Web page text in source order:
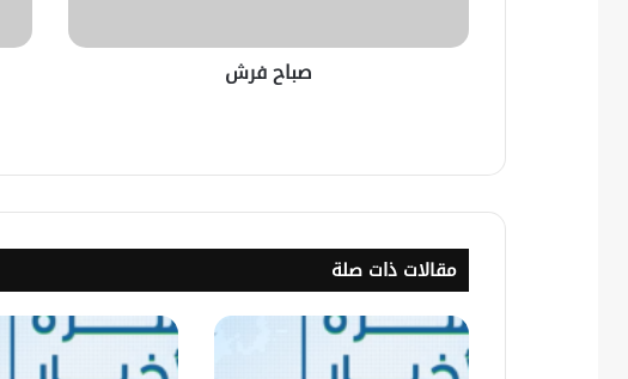
صباح فرش
مقالات ذات صلة